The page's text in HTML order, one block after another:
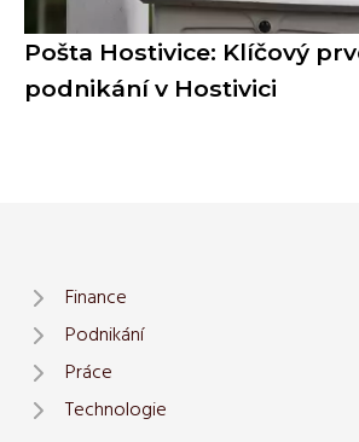
Pošta Hostivice: Klíčový
podnikání v Hostivici
Finance
Podnikání
Práce
Technologie